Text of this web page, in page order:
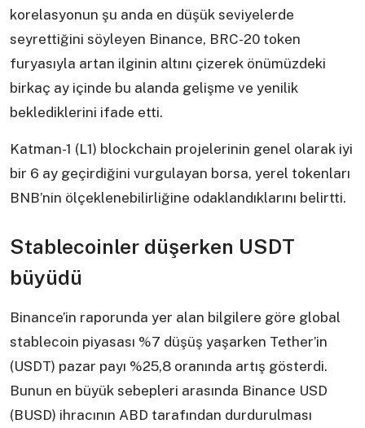
korelasyonun şu anda en düşük seviyelerde
seyrettiğini söyleyen Binance, BRC-20 token
furyasıyla artan ilginin altını çizerek önümüzdeki
birkaç ay içinde bu alanda gelişme ve yenilik
beklediklerini ifade etti.
Katman-1 (L1) blockchain projelerinin genel olarak iyi
bir 6 ay geçirdiğini vurgulayan borsa, yerel tokenları
BNB’nin ölçeklenebilirliğine odaklandıklarını belirtti.
Stablecoinler düşerken USDT
büyüdü
Binance’in raporunda yer alan bilgilere göre global
stablecoin piyasası %7 düşüş yaşarken Tether’in
(USDT) pazar payı %25,8 oranında artış gösterdi.
Bunun en büyük sebepleri arasında Binance USD
(BUSD) ihracının ABD tarafından durdurulması